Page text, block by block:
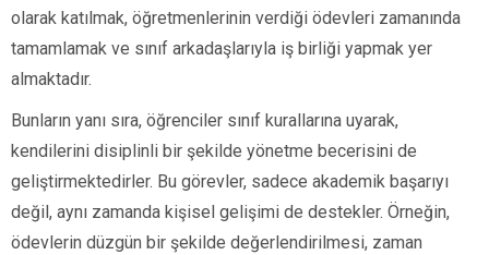
olarak katılmak, öğretmenlerinin verdiği ödevleri zamanında
tamamlamak ve sınıf arkadaşlarıyla iş birliği yapmak yer
almaktadır.
Bunların yanı sıra, öğrenciler sınıf kurallarına uyarak,
kendilerini disiplinli bir şekilde yönetme becerisini de
geliştirmektedirler. Bu görevler, sadece akademik başarıyı
değil, aynı zamanda kişisel gelişimi de destekler. Örneğin,
ödevlerin düzgün bir şekilde değerlendirilmesi, zaman